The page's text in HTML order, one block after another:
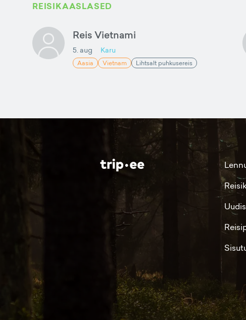
REISIKAASLASED
Reis Vietnami
5. aug Karu
Aasia Vietnam Lihtsalt puhkusereis